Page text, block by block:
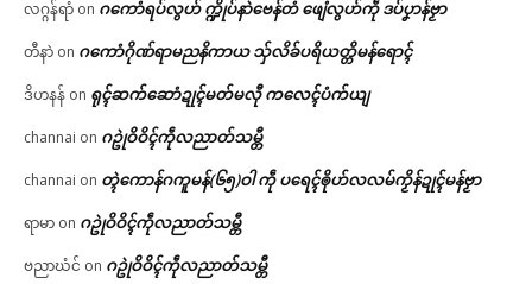
လဂ္ဂန်ရာံ on ဂကောံရပ်လွဟ် က္ဍိုပ်နာဲဗေန်တံ ဖျေံလွဟ်ကဵု ဒပ်ပၞာန်ဗၟာ
တီနာဲ on ဂကောံဂိုဏ်ရာမညနိကာယ သှ်လိခ်ပရိယတ္တိမန်ရောၚ်
ဒိဟနန် on ရုၚ်ဆက်ဆောံဍုၚ်မတ်မလီု ကလေၚ်ပံက်ယျ
channai on ဂဥုဲဝိဝိၚ်ကဵုလညာတ်သမ္တီ
channai on တ္ၚဲကောန်ဂကူမန်(၆၅)ဝါ ကဵု ပရေၚ်ၜိုဟ်လလမ်ကၟိန်ဍုၚ်မန်ဗၟာ
ရာမာ on ဂဥုဲဝိဝိၚ်ကဵုလညာတ်သမ္တီ
ဗညာဃံင် on ဂဥုဲဝိဝိၚ်ကဵုလညာတ်သမ္တီ